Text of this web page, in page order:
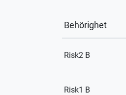
Behörighet
Risk2 B
Risk1 B